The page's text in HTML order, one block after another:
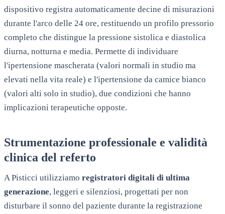
dispositivo registra automaticamente decine di misurazioni
durante l'arco delle 24 ore, restituendo un profilo pressorio
completo che distingue la pressione sistolica e diastolica
diurna, notturna e media. Permette di individuare
l'ipertensione mascherata (valori normali in studio ma
elevati nella vita reale) e l'ipertensione da camice bianco
(valori alti solo in studio), due condizioni che hanno
implicazioni terapeutiche opposte.
Strumentazione professionale e validità
clinica del referto
APisticci utilizziamo registratori digitali di ultima
generazione, leggeri e silenziosi, progettati per non
disturbare il sonno del paziente durante la registrazione